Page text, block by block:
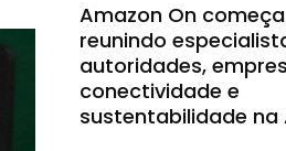
Amazon On
reunindo
autoridades,
conectividade e
sustentabilidade na